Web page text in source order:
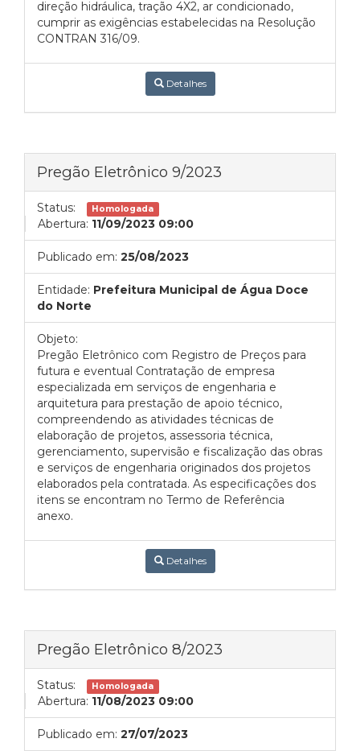
direção hidráulica, tração 4X2, ar condicionado,
cumprir as exigências estabelecidas na Resolução
CONTRAN 316/09.
Detalhes
Pregão Eletrônico 9/2023
Status: Homologada
Abertura: 11/09/2023 09:00
Publicado em: 25/08/2023
Entidade: Prefeitura Municipal de Água Doce
do Norte
Objeto:
Pregão Eletrônico com Registro de Preços para
futura e eventual Contratação de empresa
especializada em serviços de engenharia e
arquitetura para prestação de apoio técnico,
compreendendo as atividades técnicas de
elaboração de projetos, assessoria técnica,
gerenciamento, supervisão e fiscalização das obras
e serviços de engenharia originados dos projetos
elaborados pela contratada. As especificações dos
itens se encontram no Termo de Referência
anexo.
Detalhes
Pregão Eletrônico 8/2023
Status: Homologada
Abertura: 11/08/2023 09:00
Publicado em: 27/07/2023